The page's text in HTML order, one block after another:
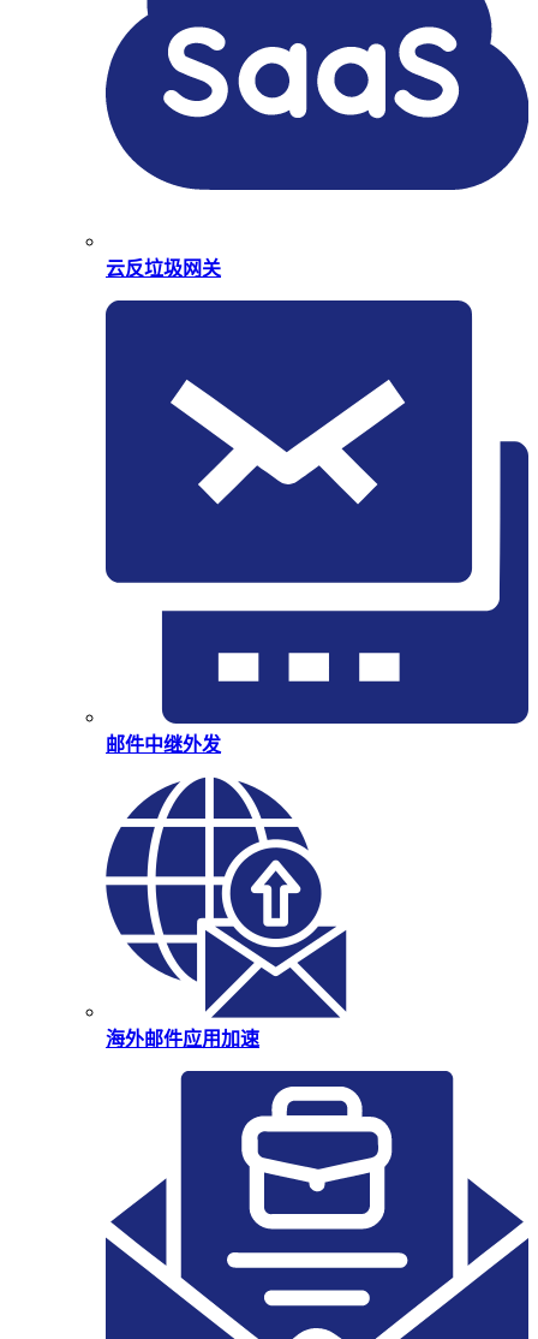
云反垃圾网关
邮件中继外发
海外邮件应用加速